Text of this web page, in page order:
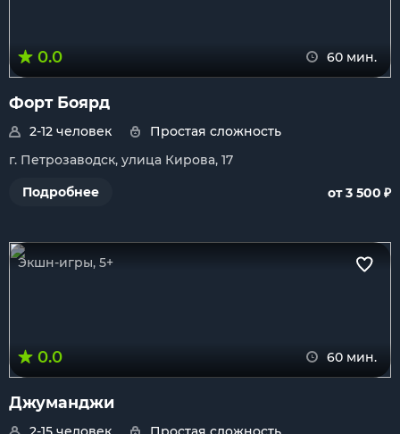
0.0 60 мин.
Форт Боярд
2-12 человек
Простая сложность
г. Петрозаводск, улица Кирова, 17
Подробнее
от 3 500 ₽
Экшн-игры, 5+
0.0 60 мин.
Джуманджи